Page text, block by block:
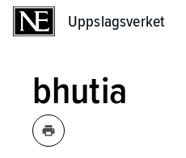
Uppslagsverket
bhutia